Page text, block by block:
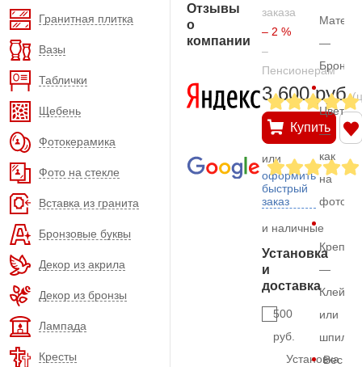
Гранитная плитка
Вазы
Таблички
Щебень
Фотокерамика
Фото на стекле
Вставка из гранита
Бронзовые буквы
Декор из акрила
Декор из бронзы
Лампада
Кресты
Отзывы
о
компании
заказа
– 2 %
–
Пенсионерам
3.600 руб.
Купить
или
оформить
быстрый
заказ
и наличные
Установка
и
доставка
500
руб.
Установка
—
Бронза
Цвет
—
как
на
фото
—
Клей
или
Вес